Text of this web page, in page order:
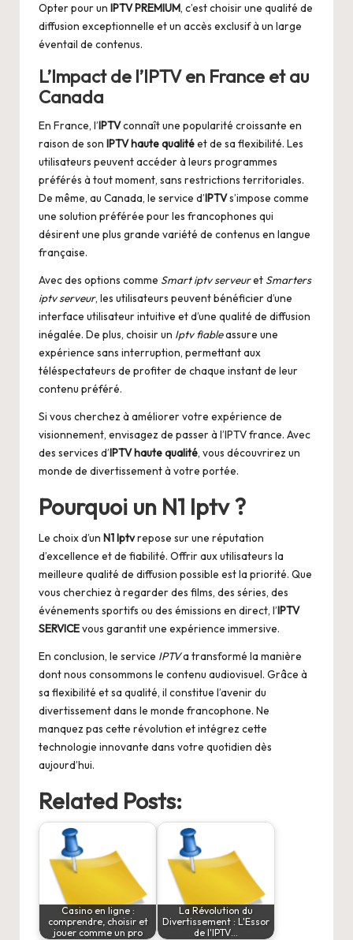
Opter pour un IPTV PREMIUM, c’est choisir une qualité de
diffusion exceptionnelle et un accès exclusif à un large
éventail de contenus.
L’Impact de l’IPTV en France et au
Canada
En France, l’IPTVconnaît une popularité croissante en
raison de son IPTV haute qualitéet de sa flexibilité. Les
utilisateurs peuvent accéder à leurs programmes
préférés à tout moment, sans restrictions territoriales.
De même, au Canada, le service d’IPTVs’impose comme
une solution préférée pour les francophones qui
désirent une plus grande variété de contenus en langue
française.
Avec des options comme Smart iptv serveuret Smarters
iptv serveur, les utilisateurs peuvent bénéficier d’une
interface utilisateur intuitive et d’une qualité de diffusion
inégalée. De plus, choisir un Iptv fiableassure une
expérience sans interruption, permettant aux
téléspectateurs de profiter de chaque instant de leur
contenu préféré.
Si vous cherchez à améliorer votre expérience de
visionnement, envisagez de passer à l’IPTV france. Avec
des services d’IPTV haute qualité, vous découvrirez un
monde de divertissement à votre portée.
Pourquoi un N1 Iptv?
Le choix d’un N1 Iptvrepose sur une réputation
d’excellence et de fiabilité. Offrir aux utilisateurs la
meilleure qualité de diffusion possible est la priorité. Que
vous cherchiez à regarder des films, des séries, des
événements sportifs ou des émissions en direct, l’IPTV
SERVICEvous garantit une expérience immersive.
En conclusion, le service IPTVa transformé la manière
dont nous consommons le contenu audiovisuel. Grâce à
sa flexibilité et sa qualité, il constitue l’avenir du
divertissement dans le monde francophone. Ne
manquez pas cette révolution et intégrez cette
technologie innovante dans votre quotidien dès
aujourd’hui.
Related Posts:
Casino en ligne :
comprendre, choisir et
jouer comme un pro
La Révolution du
Divertissement : L'Essor
de l'IPTV…